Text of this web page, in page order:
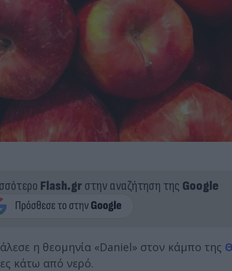
Flash.grστην αναζήτηση της Google
η θεομηνία «Daniel» στον κάμπο της
κάτω από νερό.